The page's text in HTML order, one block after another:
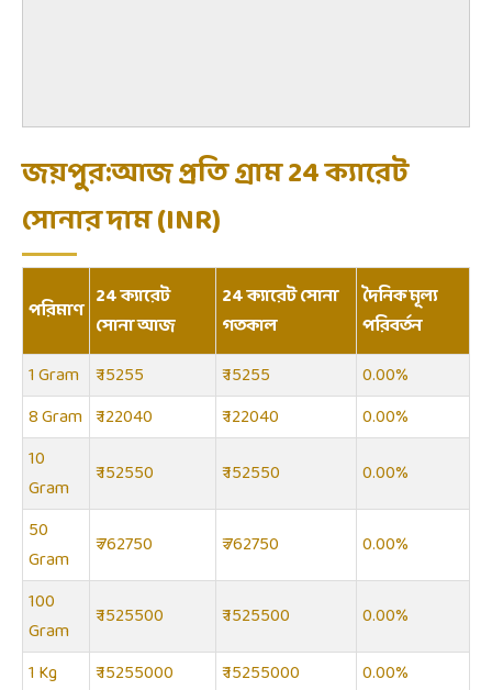
জয়পুর:আজ প্রতি গ্রাম 24 ক্যারেট
সোনার দাম (INR)
পরিমাণ 24 ক্যারেট
সোনা আজ
24 ক্যারেট সোনা
গতকাল
দৈনিক মূল্য
পরিবর্তন
1 Gram ₹ 15255 ₹ 15255
0.00%
8 Gram ₹ 122040 ₹ 122040
0.00%
10
Gram
₹ 152550 ₹ 152550
0.00%
50
Gram
₹ 762750 ₹ 762750
0.00%
100
Gram
₹ 1525500 ₹ 1525500
0.00%
1 Kg
₹ 15255000 ₹ 15255000
0.00%